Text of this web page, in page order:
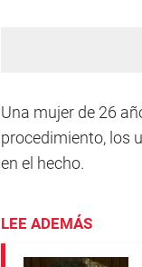
Una mujer de 26
procedimiento, los
en el hecho.
LEE ADEMÁS